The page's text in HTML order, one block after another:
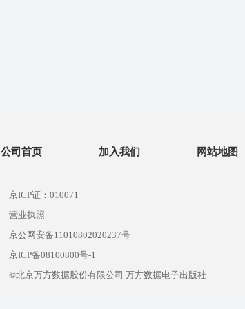
公司首页 加入我们 网站地图
京ICP证：010071
营业执照
京公网安备11010802020237号
京ICP备08100800号-1
©北京万方数据股份有限公司 万方数据电子出版社